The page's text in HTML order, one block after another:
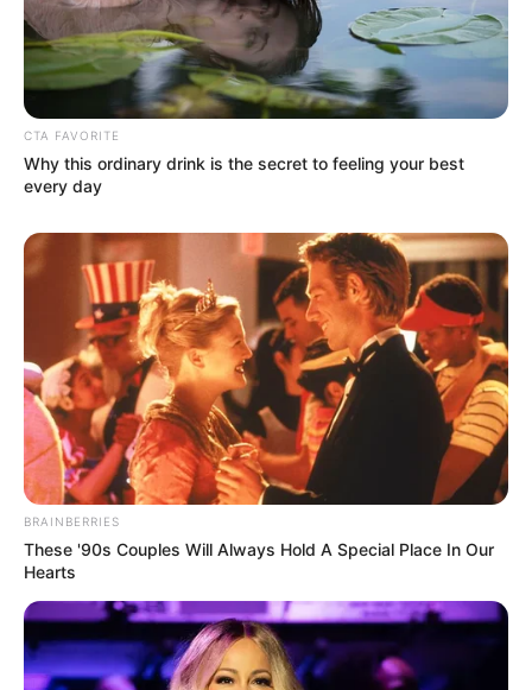
CTA FAVORITE
Why this ordinary drink is the secret to feeling your best
every day
BRAINBERRIES
These '90s Couples Will Always Hold A Special Place In Our
Hearts